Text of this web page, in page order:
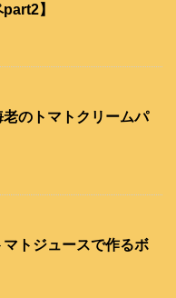
】
老のトマトクリームパ
マトジュースで作るボ